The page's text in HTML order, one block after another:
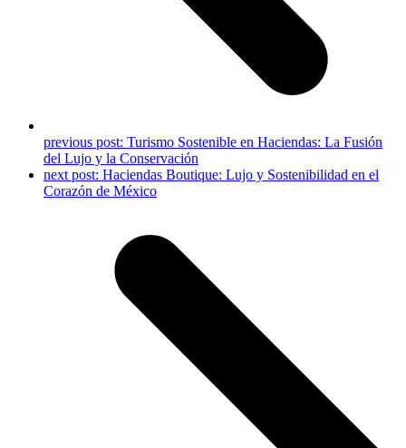
previous post: Turismo Sostenible en Haciendas: La Fusión
del Lujo y la Conservación
next post: Haciendas Boutique: Lujo y Sostenibilidad en el
Corazón de México